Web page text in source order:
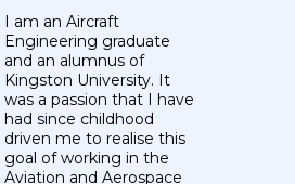
I am an Aircraft
Engineering graduate
and an alumnus of
Kingston University. It
was a passion that I have
had since childhood
driven me to realise this
goal of working in the
Aviation and Aerospace